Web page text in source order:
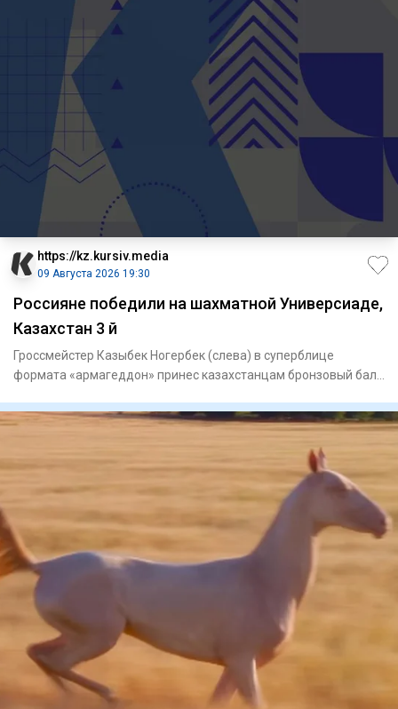
https://kz.kursiv.media
09 Августа 2026 19:30
Россияне победили на шахматной Универсиаде,
Казахстан 3 й
Гроссмейстер Казыбек Ногербек (слева) в суперблице
формата «армагеддон» принес казахстанцам бронзовый балл